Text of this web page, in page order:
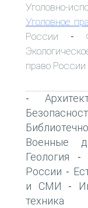
Уголовно-
Уголовное
России -
право России
-
Военные
Геология -
России -
и СМИ -